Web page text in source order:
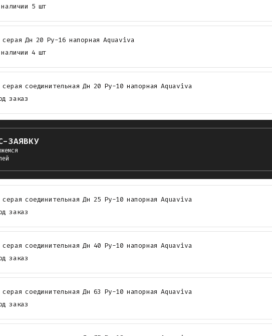
5 шт
4 шт
серая Дн 20 Ру-16 напорная Aquaviva
заказ
серая соединительная Дн 20 Ру-10 напорная Aquaviva
ЗАЯВКУ
заказ
серая соединительная Дн 25 Ру-10 напорная Aquaviva
заказ
серая соединительная Дн 40 Ру-10 напорная Aquaviva
заказ
серая соединительная Дн 63 Ру-10 напорная Aquaviva